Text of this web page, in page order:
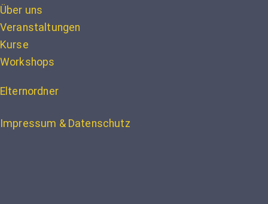
Über uns
Veranstaltungen
Kurse
Workshops
Elternordner
Impressum & Datenschutz